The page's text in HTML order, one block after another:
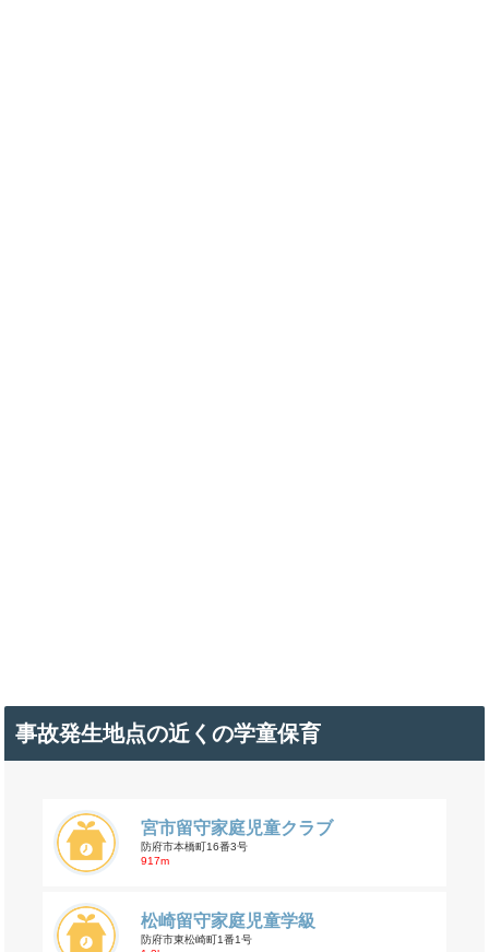
事故発生地点の近くの学童保育
宮市留守家庭児童クラブ
防府市本橋町16番3号
917m
松崎留守家庭児童学級
防府市東松崎町1番1号